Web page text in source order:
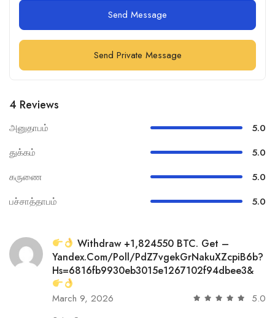
Send Message
Send Private Message
4 Reviews
அனுதாபம்
5.0
துக்கம்
5.0
கருணை
5.0
பச்சாத்தாபம்
5.0
Withdraw +1,824550 BTC. Get –
Yandex.com/poll/PdZ7vgekGrNakuXZcpiB6b?
Hs=6816fb9930eb3015e1267102f94dbee3&
March 9, 2026
5.0